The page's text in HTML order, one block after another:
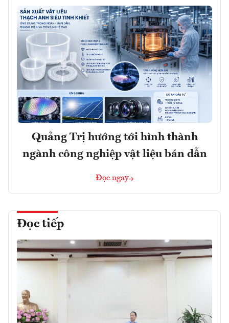
Quảng Trị hướng tới hình thành
ngành công nghiệp vật liệu bán dẫn
Đọc ngay
Đọc tiếp